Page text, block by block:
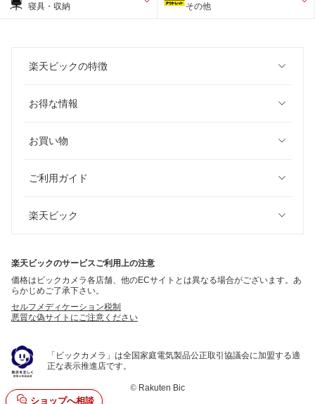
ショップへ相談
寝具・収納
その他
楽天ビックの特徴
お得な情報
お買い物
ご利用ガイド
楽天ビック
楽天ビックのサービスご利用上の注意
価格はビックカメラ各店舗、他のECサイトとは異なる場合がございます。あ
らかじめご了承下さい。
セルフメディケーション税制
悪質な偽サイトにご注意ください
「ビックカメラ」は全国家庭電気製品公正取引協議会に加盟する適
正な表示推進店です。
© Rakuten Bic